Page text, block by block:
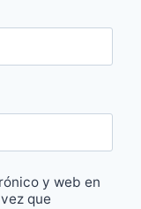
y web en
que